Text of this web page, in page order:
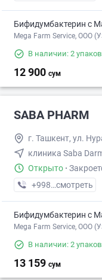
Бифидумбактерин с
Mega Farm Service, ООО
В наличии: 2
12 900 сум
SABA PHARM
г. Ташкент, ул.
клиника Saba
Открыто ·
+998 (99) XXX-XX-
смотреть
Бифидумбактерин с
Mega Farm Service, ООО
В наличии: 2
13 159 сум